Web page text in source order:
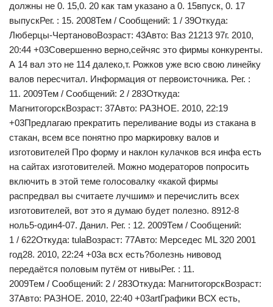
должны не 0. 15,0. 20 как там указано а 0. 15впуск, 0. 17
выпускРег. : 15. 2008Тем / Сообщений: 1 / 39Откуда:
Люберцы-ЧертановоВозраст: 43Авто: Ваз 21213 97г. 2010,
20:44 +03Совершенно верно,сейчяс это фирмы конкуренты.
А 14 вал это не 114 далеко,т. Рожков уже всю свою линейку
валов пересчитал. Информация от первоисточника. Рег. :
11. 2009Тем / Сообщений: 2 / 283Откуда:
МагнитогорскВозраст: 37Авто: РАЗНОЕ. 2010, 22:19
+03Предлагаю прекратить переливание воды из стакана в
стакан, всем все понятно про маркировку валов и
изготовителей Про форму и наклон кулачков вся инфа есть
на сайтах изготовителей. Можно модераторов попросить
включить в этой теме голосовалку «какой фирмы
распредвал вы считаете лучшим» и перечислить всех
изготовителей, вот это я думаю будет полезно. 8912-8
ноль5-один4-07. Данил. Рег. : 12. 2009Тем / Сообщений:
1 / 622Откуда: tulaВозраст: 77Авто: Мерседес ML 320 2001
год28. 2010, 22:24 +03а всх есть?болезнь нивовод
передаётся половым путём от нивыРег. : 11.
2009Тем / Сообщений: 2 / 283Откуда: МагнитогорскВозраст:
37Авто: РАЗНОЕ. 2010, 22:40 +03artГрафики ВСХ есть,